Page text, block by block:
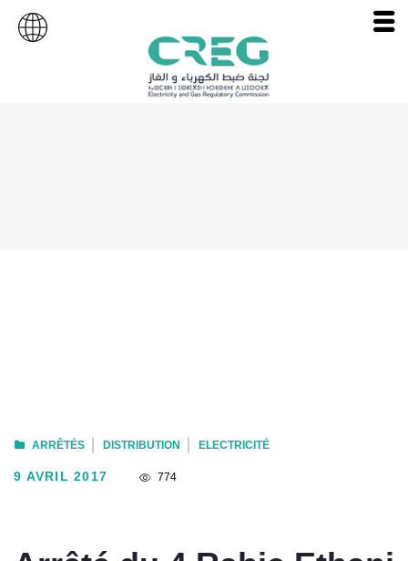
ARRÊTÉS DISTRIBUTION ELECTRICITÉ
9 AVRIL 2017 774